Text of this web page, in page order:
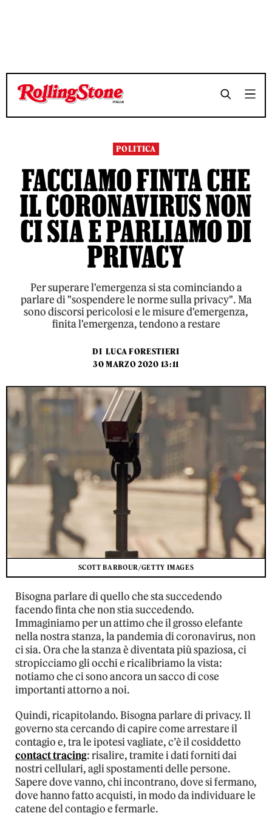
TEMPO DI LETTURA 6 MINUTI SHARE
TEMPO DI LETTURA 6 MINUTI SHARE
POLITICA
FACCIAMO FINTA CHE
IL CORONAVIRUS NON
CI SIA E PARLIAMO DI
PRIVACY
Per superare l'emergenza si sta cominciando a
parlare di "sospendere le norme sulla privacy". Ma
sono discorsi pericolosi e le misure d'emergenza,
finita l'emergenza, tendono a restare
DI LUCA FORESTIERI
30 MARZO 2020 13:11
SCOTT BARBOUR/GETTY IMAGES
Bisogna parlare di quello che sta succedendo
facendo finta che non stia succedendo.
Immaginiamo per un attimo che il grosso elefante
nella nostra stanza, la pandemia di coronavirus, non
ci sia. Ora che la stanza è diventata più spaziosa, ci
stropicciamo gli occhi e ricalibriamo la vista:
notiamo che ci sono ancora un sacco di cose
importanti attorno a noi.
Quindi, ricapitolando. Bisogna parlare di privacy. Il
governo sta cercando di capire come arrestare il
contagio e, tra le ipotesi vagliate, c’è il cosiddetto
contact tracing: risalire, tramite i dati forniti dai
nostri cellulari, agli spostamenti delle persone.
Sapere dove vanno, chi incontrano, dove si fermano,
dove hanno fatto acquisti, in modo da individuare le
catene del contagio e fermarle.